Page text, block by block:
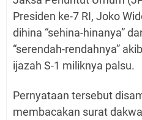
Presiden ke-7 RI, Joko
dihina “sehina-hinanya”
“serendah-rendahnya”
ijazah S-1 miliknya palsu.
Pernyataan tersebut
membacakan surat